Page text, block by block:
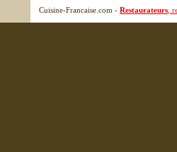
Cuisine-Francaise.com - Restaurateurs ,